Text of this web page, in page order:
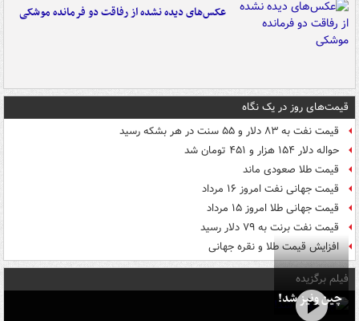
عکس‌های دیده نشده از رفاقت دو فرمانده‌ موشکی
قیمت‌های روز در یک نگاه
قیمت نفت به ۸۳ دلار و ۵۵ سنت در هر بشکه رسید
حواله دلار ۱۵۴ هزار و ۴۵۱ تومان شد
قیمت طلا صعودی ماند
قیمت جهانی نفت امروز ۱۶ مرداد
قیمت جهانی طلا امروز ۱۵ مرداد
قیمت نفت برنت به ۷۹ دلار رسید
افزایش قیمت طلا و نقره جهانی
فیلم برگزیده
چین ونیز شد!